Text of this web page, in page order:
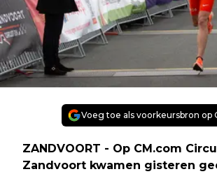
Voeg toe als voorkeursbron op
ZANDVOORT - Op CM.com
Zandvoort kwamen gisteren